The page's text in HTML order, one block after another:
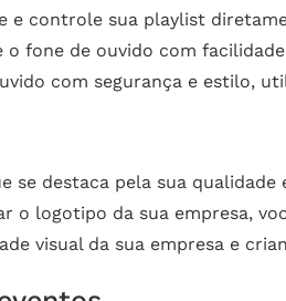
e controle sua playlist
o fone de ouvido com
com segurança e estilo,
se destaca pela sua
o logotipo da sua empresa,
visual da sua empresa e